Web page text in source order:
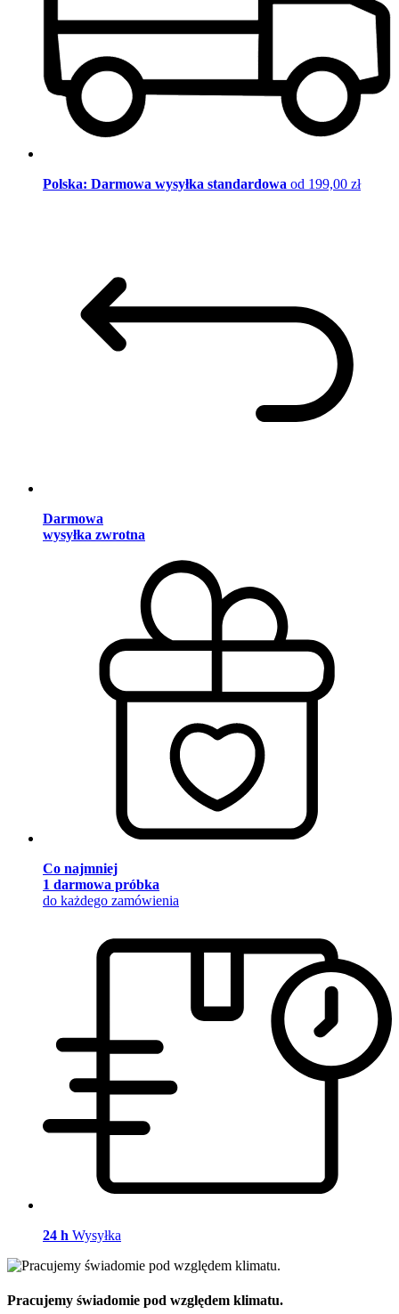
Polska: Darmowa wysyłka standardowa od 199,00 zł
Darmowa
wysyłka zwrotna
Co najmniej
1 darmowa próbka
do każdego zamówienia
24 h Wysyłka
Pracujemy świadomie pod względem klimatu.